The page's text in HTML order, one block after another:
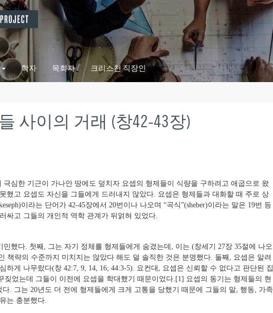
학자 목회자 크리스천 직장인
사이의 거래 (창42-43장)
심한 기근이 가나안 땅에도 덮치자 요셉의 형제들이 식량을 구하려고 애굽으로 왔
했고 요셉도 자신을 그들에게 드러내지 않았다. 요셉은 형제들과 대화할 때 주로 상
이라는 단어가 42-45장에서 20번이나 나오며 “곡식”(sheber)이라는 말은 19번 등
싸고 그들의 개인적 역학 관계가 뒤얽혀 있었다.
했다. 첫째, 그는 자기 정체를 형제들에게 숨겼는데, 이는 (창세기 27장 35절에 나오
책략의 수준까지 미치지는 않았다 해도 덜 솔직한 것은 분명했다. 둘째, 요셉은 알려
하게 나무랐다(창 42:7, 9, 14, 16; 44:3-5). 요컨대, 요셉은 신뢰할 수 없다고 판단된 집
짖었는데 그들이 이전에 요셉을 학대했기 때문이었다.[1] 요셉의 동기는 형제들의 현
. 그는 20년도 더 전에 형제들에게 크게 고통을 당했기 때문에 그들의 말, 행동, 가족
는 충분했다.